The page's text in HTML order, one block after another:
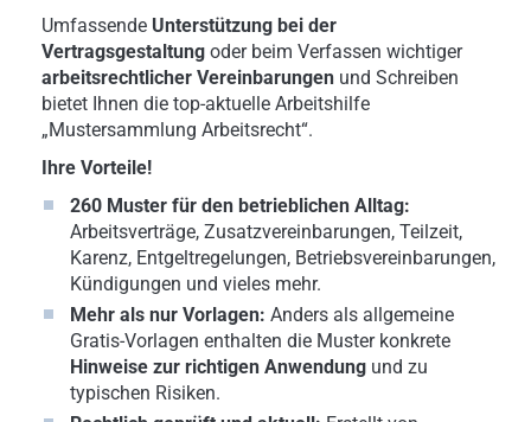
Umfassende Unterstützung bei der
Vertragsgestaltung oder beim Verfassen wichtiger
arbeitsrechtlicher Vereinbarungen und Schreiben
bietet Ihnen die top-aktuelle Arbeitshilfe
„Mustersammlung Arbeitsrecht“.
Ihre Vorteile!
260 Muster für den betrieblichen Alltag:
Arbeitsverträge, Zusatzvereinbarungen, Teilzeit,
Karenz, Entgeltregelungen, Betriebsvereinbarungen,
Kündigungen und vieles mehr.
Mehr als nur Vorlagen: Anders als allgemeine
Gratis-Vorlagen enthalten die Muster konkrete
Hinweise zur richtigen Anwendung und zu
typischen Risiken.